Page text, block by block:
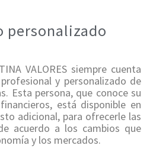
personalizado
VALORES siempre cuenta
y personalizado de
Esta persona, que conoce su
está disponible en
adicional, para ofrecerle las
acuerdo a los cambios que
y los mercados.